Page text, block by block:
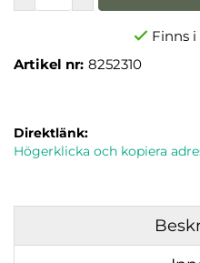
Finns
Artikel nr: 8252310
Direktlänk:
Högerklicka och kopiera